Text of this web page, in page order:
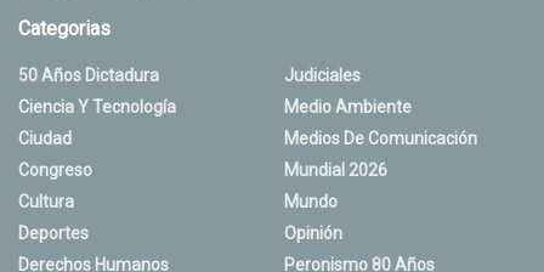
Categorias
50 Años Dictadura
Ciencia Y Tecnología
Ciudad
Congreso
Cultura
Deportes
Derechos Humanos
Judiciales
Medio Ambiente
Medios De Comunicación
Mundial 2026
Mundo
Opinión
Peronismo 80 Años